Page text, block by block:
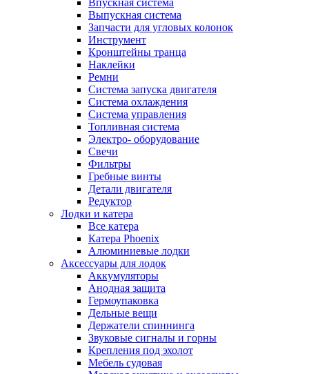
Впускная система
Выпускная система
Запчасти для угловых колонок
Инструмент
Кронштейны транца
Наклейки
Ремни
Система запуска двигателя
Система охлаждения
Система управления
Топливная система
Электро- оборудование
Свечи
Фильтры
Гребные винты
Детали двигателя
Редуктор
Лодки и катера
Все катера
Катера Phoenix
Алюминиевые лодки
Аксессуары для лодок
Аккумуляторы
Анодная защита
Гермоупаковка
Дельные вещи
Держатели спиннинга
Звуковые сигналы и горны
Крепления под эхолот
Мебель судовая